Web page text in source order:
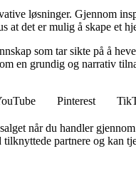
løsninger. Gjennom
at det er mulig å skape et
som tar sikte på å
en grundig og narrativ
Pinterest
når du handler gjennom
partnere og kan